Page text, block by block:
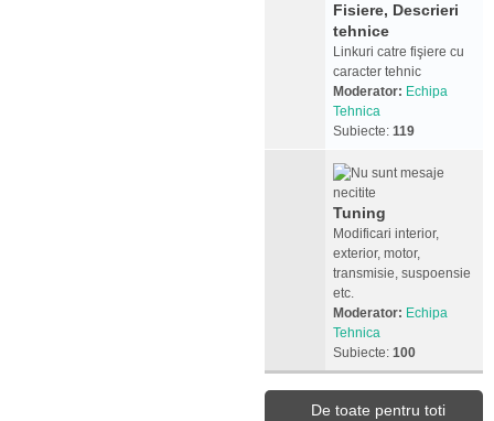
Fisiere, Descrieri
tehnice
Linkuri catre fişiere cu
caracter tehnic
Moderator: Echipa
Tehnica
Subiecte: 119
Tuning
Modificari interior,
exterior, motor,
transmisie, suspoensie
etc.
Moderator: Echipa
Tehnica
Subiecte: 100
De toate pentru toti